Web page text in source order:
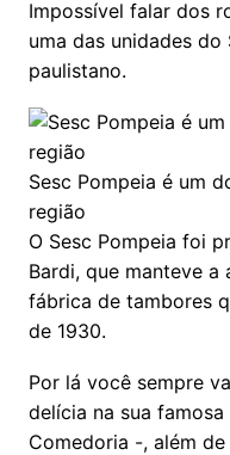
Impossível falar dos
uma das unidades do
paulistano.
Sesc Pompeia é um
região
O Sesc Pompeia foi
Bardi, que manteve
fábrica de tambores
de 1930.
Por lá você sempre
delícia na sua
Comedoria -, além